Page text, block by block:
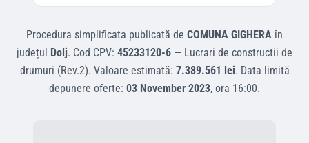
Procedura simplificata publicată de COMUNA GIGHERA în
județul Dolj. Cod CPV: 45233120-6 — Lucrari de constructii de
drumuri (Rev.2). Valoare estimată: 7.389.561 lei. Data limită
depunere oferte: 03 November 2023, ora 16:00.